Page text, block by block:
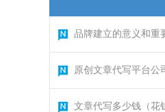
品牌建立的意义和重
原创文章代写平台公
文章代写多少钱（花